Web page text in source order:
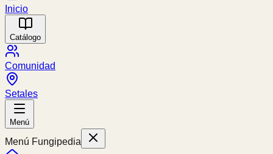
Inicio
Catálogo
Comunidad
Setales
Menú
Menú Fungipedia